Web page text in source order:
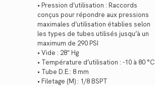
• Pression d’utilisation : Raccords
conçus pour répondre aux pressions
maximales d’utilisation établies selon
les types de tubes utilisés jusqu’à un
maximum de 290 PSI
• Vide : 28″ Hg
• Température d’utilisation : -10 à 80 °C
• Tube D.E.: 8 mm
• Filetage (M) : 1/8 BSPT